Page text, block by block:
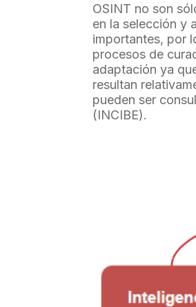
OSINT no son
en la selección y
importantes, por
procesos de
adaptación ya
resultan
pueden ser
(INCIBE).